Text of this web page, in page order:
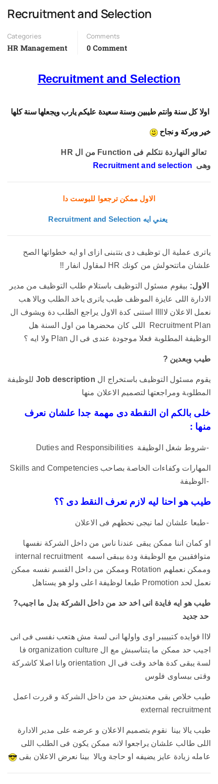
Recruitment and Selection
Categories
HR Management
Comments
0 Comment
Recruitment and Selection
اولا كل سنة وانتم طيبين وسنة سعيدة عليكم يارب ويجعلها سنة كلها
خير وبركة و نجاح
تعالو النهاردة نتكلم فى Function من ال HR
وهى Recruitment and selection
الاول ممكن ترجعوا للبوست دا
Recruitment and Selection يعني ايه
ياترى عملية ال توظيف دى بتتبنى ازاى او ايه خطواتها الصح
علشان ماتتحولش من كونك HR لمقاول انفار !!
الاول: بيقوم مسئول التوظيف باستلام طلب التوظيف من مدير
الادارة اللى عايزة الموظف طيب ياترى ياخد الطلب ويالا هب
نعمل الاعلان لااااا استنى كدة الاول يراجع الطلب دة ويشوف ال
Recruitment Plan اللى كان محضرها من اول السنة هل
الوظيفة المطلوبة فعلا موجودة عندى فى ال Plan ولا ايه ؟
طيب وبعدين ?
يقوم مسئول التوظيف باستخراج ال Job description للوظيفة
المطلوبة ومراجعتها لتصميم الاعلان منها
خلى بالكم ان النقطة دى مهمة جدا علشان نعرف
منها :
Duties and Responsibilities شروط شغل الوظيفة-
Skills and Competencies المهارات وكفاءات الخاصة بصاحب
الوظيفة-
طيب هو احنا ليه لازم نعرف النقط دى ؟؟
طبعا علشان لما نيجى نحطهم فى الاعلان-
او كمان اننا ممكن يبقى عندنا ناس من داخل الشركة نفسها
متوافقيين مع الوظيفة ودة بيبقى اسمه internal recruitment
وممكن نعملهم Rotation وممكن من داخل القسم نفسه ممكن
نعمل لحد Promotion طبعا لوظيفة اعلى ولو هو يستاهل
?طيب هو ايه فايدة انى اخد حد من داخل الشركة بدل ما اجيب
حد جديد
لااا فوايده كتيييير اوى واولها انى لسة مش هتعب نفسى فى انى
اجيب حد ممكن ما يتناسبش مع ال organization culture فا
لسة يبقى كدة هاخد وقت فى ال orientation وانا اصلا كاشركة
وقتى بيساوى فلوس
طيب خلاص بقى معنديش حد من داخل الشركة و قررت اعمل
external recruitment
طيب يالا بينا نقوم بتصميم الاعلان و عرضه على مدير الادارة
اللى طالب علشان يراجعوا لانه ممكن يكون فى الطلب اللى
عامله زيادة عايز يضيفه او حاجة ويالا بينا نعرض الاعلان بقى